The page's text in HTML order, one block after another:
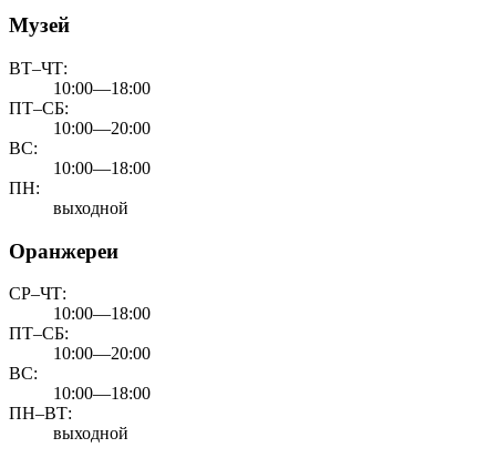
Музей
ВТ–ЧТ:
10:00—18:00
ПТ–СБ:
10:00—20:00
ВС:
10:00—18:00
ПН:
выходной
Оранжереи
СР–ЧТ:
10:00—18:00
ПТ–СБ:
10:00—20:00
ВС:
10:00—18:00
ПН–ВТ:
выходной